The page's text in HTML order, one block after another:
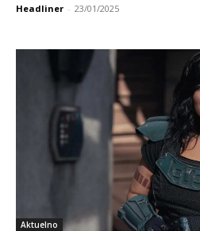
Headliner - 23/01/2025
Aktuelno